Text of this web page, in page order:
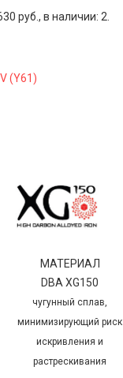
руб., в наличии: 2.
(Y61)
МАТЕРИАЛ
DBA XG150
чугунный сплав,
минимизирующий риск
искривления и
растрескивания